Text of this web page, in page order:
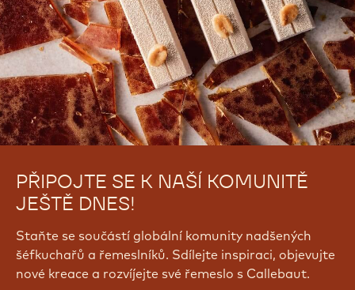
PŘIPOJTE SE K NAŠÍ KOMUNITĚ
JEŠTĚ DNES!
Staňte se součástí globální komunity nadšených
šéfkuchařů a řemeslníků. Sdílejte inspiraci, objevujte
nové kreace a rozvíjejte své řemeslo s Callebaut.